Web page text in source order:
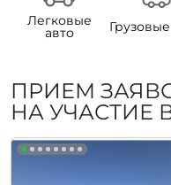
Легковые
авто
ПРИЕМ
НА УЧАСТИЕ